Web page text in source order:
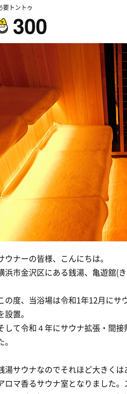
要トントゥ
300
ウナーの皆様、こんにちは。
浜市金沢区にある銭湯、亀遊舘(
の度、当浴場は令和1年12月にサ
設置。
して令和４年にサウナ拡張・間
。
湯サウナなのでそれほど大きく
ロマ香るサウナ室となりました